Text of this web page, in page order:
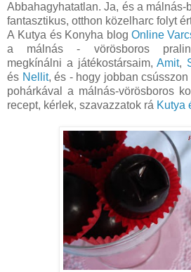
Abbahagyhatatlan. Ja, és a
fantasztikus, otthon közelharc folyt
A Kutya és Konyha blog Online
a málnás - vörösboros
megkínálni a játékostársaim,Amit,
és Nellit, és - hogy jobban
pohárkával a málnás-vörösboros
recept, kérlek, szavazzatok rá Kutya